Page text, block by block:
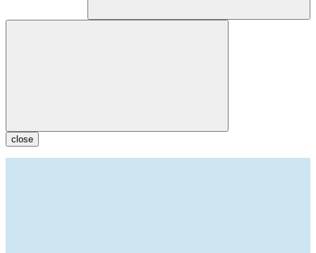
close